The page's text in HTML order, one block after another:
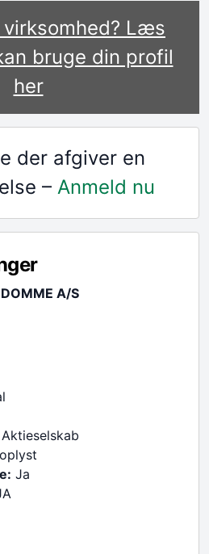
Læs
bruge din profil
her
der afgiver en
– Anmeld nu
A/S
Aktieselskab
Ja